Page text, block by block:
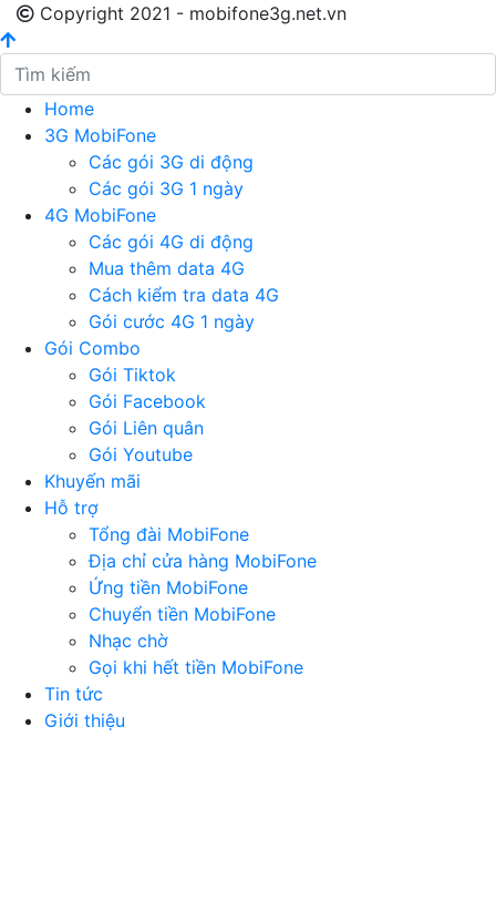
Copyright 2021 - mobifone3g.net.vn
Home
3G MobiFone
Các gói 3G di động
Các gói 3G 1 ngày
4G MobiFone
Các gói 4G di động
Mua thêm data 4G
Cách kiểm tra data 4G
Gói cước 4G 1 ngày
Gói Combo
Gói Tiktok
Gói Facebook
Gói Liên quân
Gói Youtube
Khuyến mãi
Hỗ trợ
Tổng đài MobiFone
Địa chỉ cửa hàng MobiFone
Ứng tiền MobiFone
Chuyển tiền MobiFone
Nhạc chờ
Gọi khi hết tiền MobiFone
Tin tức
Giới thiệu